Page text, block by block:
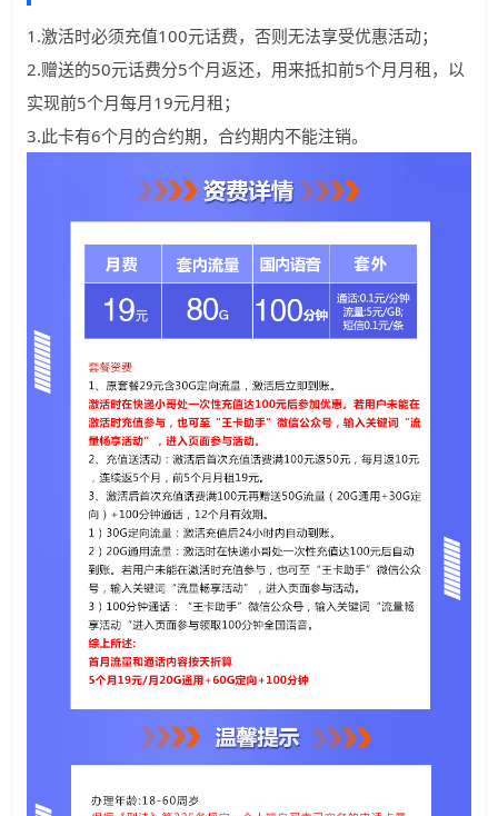
1.激活时必须充值100元话费，否则无法享受优惠活动；
2.赠送的50元话费分5个月返还，用来抵扣前5个月月租，以
实现前5个月每月19元月租；
3.此卡有6个月的合约期，合约期内不能注销。